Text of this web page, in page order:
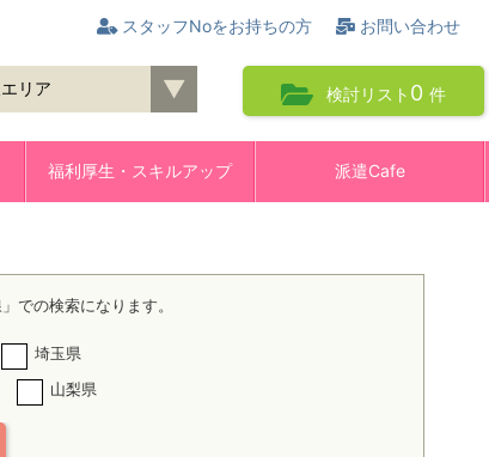
スタッフNoをお持ちの方 お問い合わせ
検討リスト 0件
福利厚生・スキルアップ 派遣Cafe
での検索になります。
埼玉県
山梨県